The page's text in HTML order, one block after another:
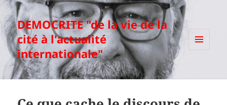
DEMOCRITE "de la vie de la
cité à l'actualité
internationale"